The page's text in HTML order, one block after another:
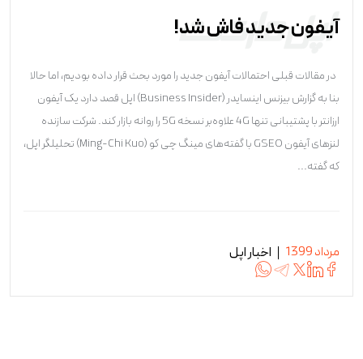
آیفون جدید فاش شد!
در مقالات قبلی احتمالات آیفون جدید را مورد بحث قرار داده بودیم، اما حالا
بنا به گزارش بیزنس اینسایدر (Business Insider) اپل قصد دارد یک آیفون
ارزانتر با پشتیبانی تنها 4G علاوه‌بر نسخه 5G را روانه بازار کند. شرکت سازنده
لنزهای آیفون GSEO با گفته‌های مینگ چی کو (Ming-Chi Kuo) تحلیلگر اپل،
که گفته...
مرداد 1399 اخبار اپل